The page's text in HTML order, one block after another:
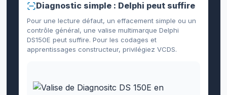
Diagnostic simple : Delphi peut suffire
Pour une lecture défaut, un effacement simple ou un
contrôle général, une valise multimarque Delphi
DS150E peut suffire. Pour les codages et
apprentissages constructeur, privilégiez VCDS.